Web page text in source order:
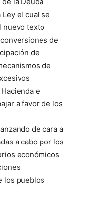
el cual se
nuevo texto
de
de
de
e
a favor de los
de cara a
a cabo por los
económicos
los pueblos